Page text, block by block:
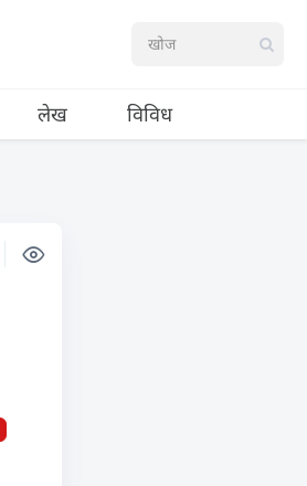
लेख विविध